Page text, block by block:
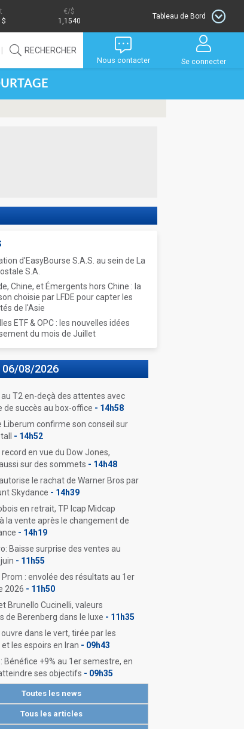
$
/$
1,1540
Tableau de Bord
RECHERCHER
Nous contacter Se connecter
d'EasyBourse S.A.S. au sein de La
S.A.
Chine, et Émergents hors Chine : la
choisie par LFDE pour capter les
de l'Asie
ETF & OPC : les nouvelles idées
du mois de Juillet
06/08/2026
au T2 en-deçà des attentes avec
de succès au box-office - 14h58
Liberum confirme son conseil sur
- 14h52
record en vue du Dow Jones,
sur des sommets - 14h48
autorise le rachat de Warner Bros par
Skydance - 14h39
en retrait, TP Icap Midcap
la vente après le changement de
- 14h19
Baisse surprise des ventes au
- 11h55
Prom : envolée des résultats au 1er
2026 - 11h50
Brunello Cucinelli, valeurs
de Berenberg dans le luxe - 11h35
ouvre dans le vert, tirée par les
les espoirs en Iran - 09h43
Bénéfice +9% au 1er semestre, en
ses objectifs - 09h35
Toutes les news
Tous les articles